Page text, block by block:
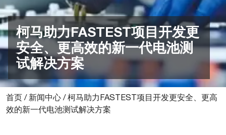
柯马助力FASTEST项目开发更
安全、更高效的新一代电池测
试解决方案
首页 / 新闻中心 /柯马助力FASTEST项目开发更安全、更高
效的新一代电池测试解决方案